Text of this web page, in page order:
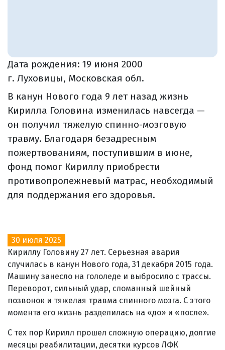
Дата рождения: 19 июня 2000
г. Луховицы, Московская обл.
В канун Нового года 9 лет назад жизнь
Кирилла Головина изменилась навсегда —
он получил тяжелую спинно-мозговую
травму. Благодаря безадресным
пожертвованиям, поступившим в июне,
фонд помог Кириллу приобрести
противопролежневый матрас, необходимый
для поддержания его здоровья.
30 июля 2025
Кириллу Головину 27 лет. Серьезная авария
случилась в канун Нового года, 31 декабря 2015 года.
Машину занесло на гололеде и выбросило с трассы.
Переворот, сильный удар, сломанный шейный
позвонок и тяжелая травма спинного мозга. С этого
момента его жизнь разделилась на «до» и «после».
С тех пор Кирилл прошел сложную операцию, долгие
месяцы реабилитации, десятки курсов ЛФК